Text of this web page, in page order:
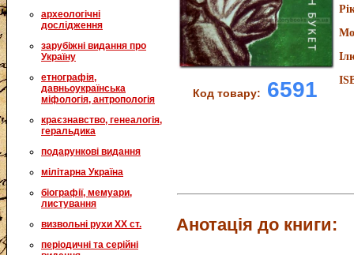
археологічні
дослідження
зарубіжні видання про
Україну
етнографія,
давньоукраїнська
міфологія, антропологія
краєзнавство, генеалогія,
геральдика
подарункові видання
мілітарна Україна
біографії, мемуари,
листування
визвольні рухи XX ст.
періодичні та серійні
Код товару: 6591
Анотація до книги: